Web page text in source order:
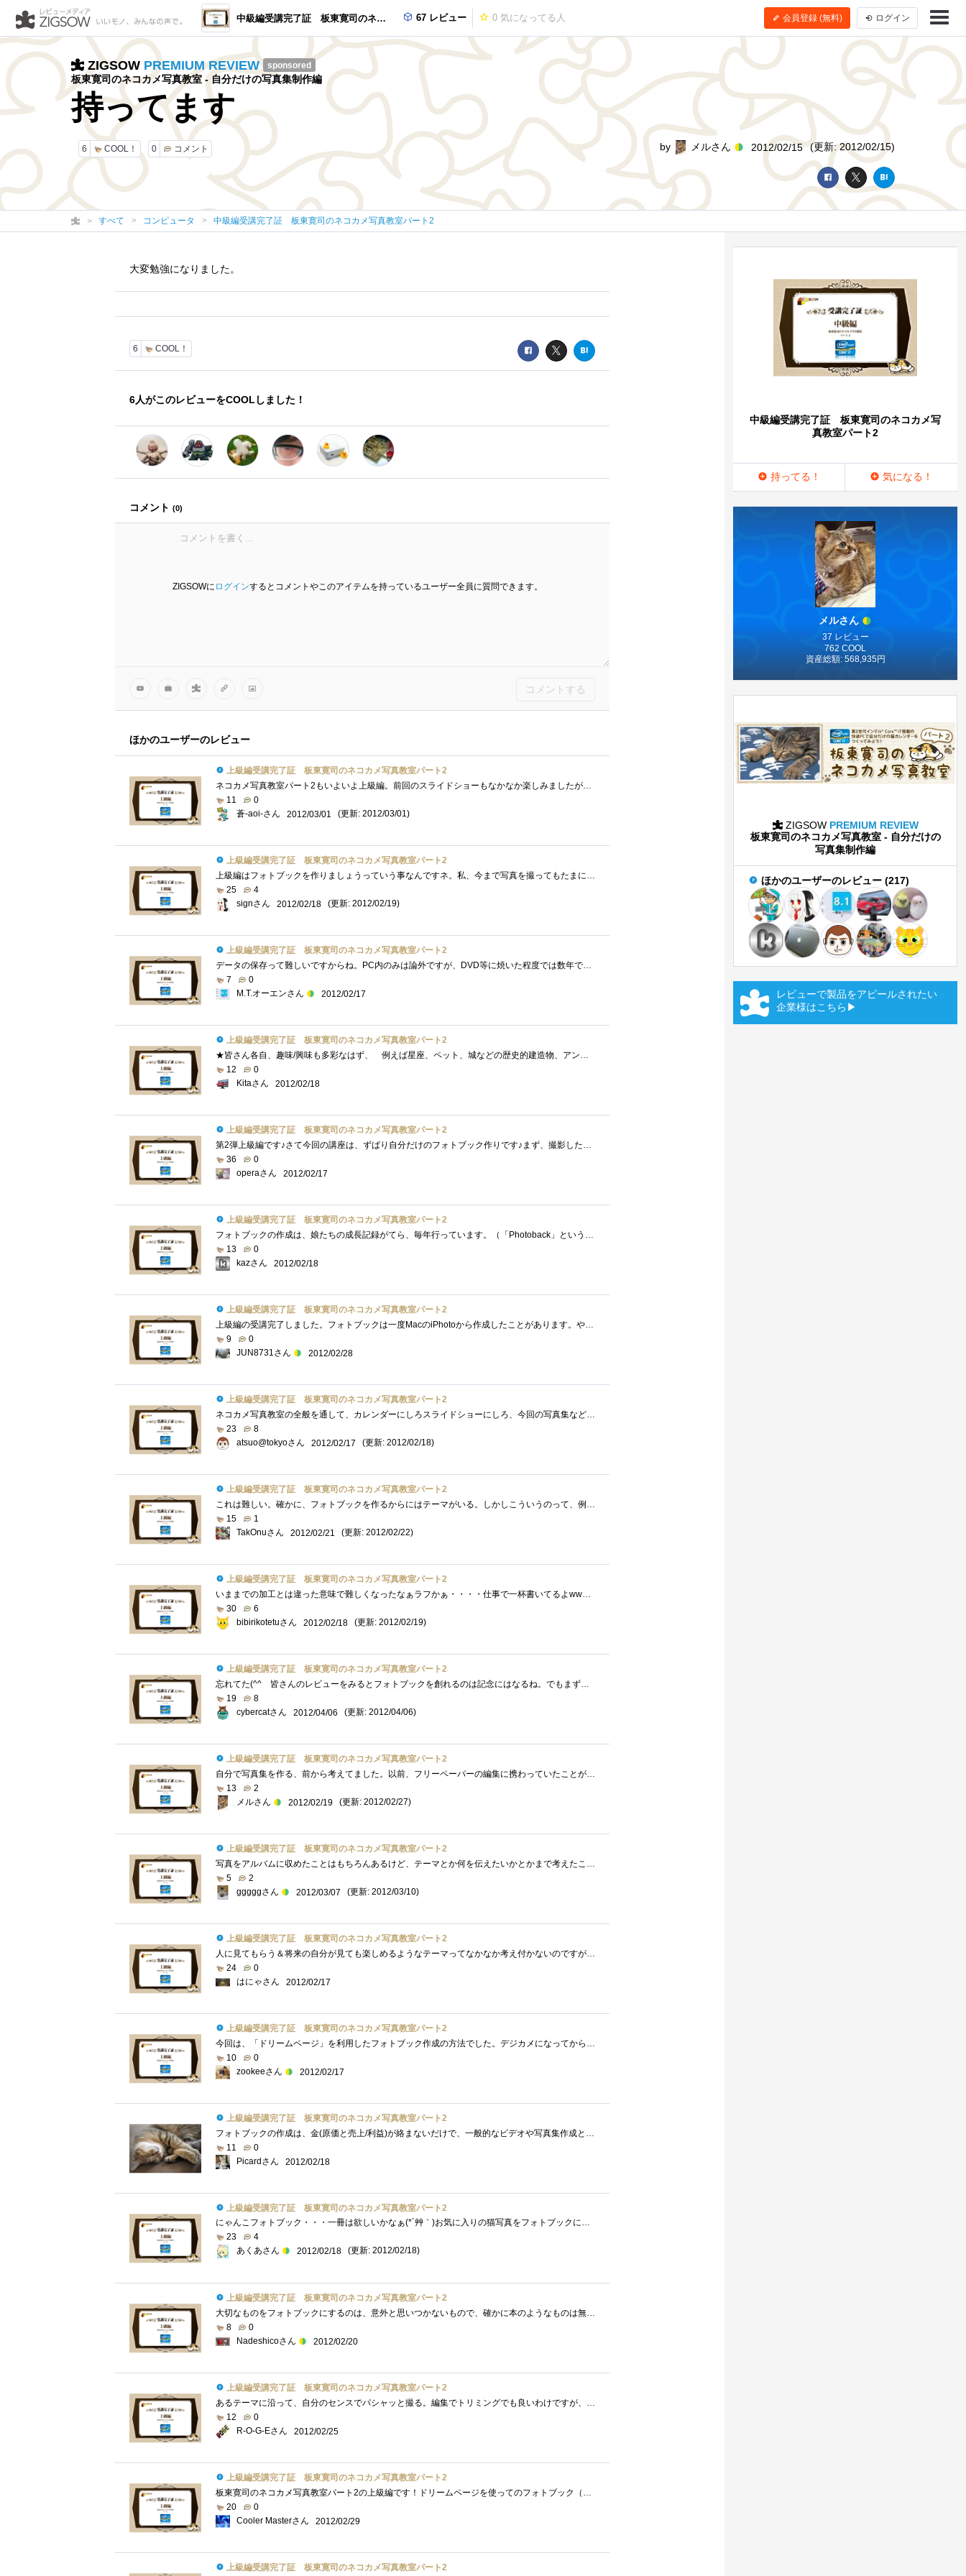
中級編受講完了証 板東寛司のネコカメ写真教室パート2 67 レビュー 0 気になってる人 会員登録 (無料) ログイン
ZIGSOW PREMIUM REVIEW sponsored
板東寛司のネコカメ写真教室 - 自分だけの写真集制作編
持ってます
6 COOL！ 0 コメント by メルさん 2012/02/15 (更新: 2012/02/15)
すべて コンピュータ 中級編受講完了証 板東寛司のネコカメ写真教室パート2
大変勉強になりました。
6 COOL！
6人がこのレビューをCOOLしました！
コメント (0)
ZIGSOWに ログインするとコメントやこのアイテムを持っているユーザー全員に質問できます。
コメントする
ほかのユーザーのレビュー
上級編受講完了証 板東寛司のネコカメ写真教室パート2
ネコカメ写真教室パート2もいよいよ上級編。前回のスライドショーもなかなか楽しみましたが、今回はフォトブックということで「物」としてで�...
11
0
蒼-aoi-さん
2012/03/01 (更新: 2012/03/01)
上級編受講完了証 板東寛司のネコカメ写真教室パート2
上級編はフォトブックを作りましょうっていう事なんですネ。私、今まで写真を撮ってもたまに印刷くらいはしますけど、フォトブックを作ろう�...
25
4
signさん
2012/02/18 (更新: 2012/02/19)
上級編受講完了証 板東寛司のネコカメ写真教室パート2
データの保存って難しいですからね。PC内のみは論外ですが、DVD等に焼いた程度では数年で消えたりします。SDカードなんかに入れたまま保存する�...
7
0
M.T.オーエンさん
2012/02/17
上級編受講完了証 板東寛司のネコカメ写真教室パート2
★皆さん各自、趣味/興味も多彩なはず、 例えば星座、ペット、城などの歴史的建造物、アンティーク、 各種スポーツ、旅行の思い出、レシピ�...
12
0
Kitaさん
2012/02/18
上級編受講完了証 板東寛司のネコカメ写真教室パート2
第2弾上級編です♪さて今回の講座は、ずばり自分だけのフォトブック作りです♪まず、撮影した写真からお気に入りの写真を選びレイアウトなど�...
36
0
operaさん
2012/02/17
上級編受講完了証 板東寛司のネコカメ写真教室パート2
フォトブックの作成は、娘たちの成長記録がてら、毎年行っています。（「Photoback」というサービスを使っています。フォトブック作成サービス�...
13
0
kazさん
2012/02/18
上級編受講完了証 板東寛司のネコカメ写真教室パート2
上級編の受講完了しました。フォトブックは一度MacのiPhotoから作成したことがあります。やっぱり形として残るのは良いですよね。問題はそれな�...
9
0
JUN8731さん
2012/02/28
上級編受講完了証 板東寛司のネコカメ写真教室パート2
ネコカメ写真教室の全般を通して、カレンダーにしろスライドショーにしろ、今回の写真集などは特に撮影時からテーマを決めて撮ることが重要�...
23
8
atsuo@tokyoさん
2012/02/17 (更新: 2012/02/18)
上級編受講完了証 板東寛司のネコカメ写真教室パート2
これは難しい。確かに、フォトブックを作るからにはテーマがいる。しかしこういうのって、例もそうだけど、今まで撮った写真からテーマを決�...
15
1
TakOnuさん
2012/02/21 (更新: 2012/02/22)
上級編受講完了証 板東寛司のネコカメ写真教室パート2
いままでの加工とは違った意味で難しくなったなぁラフかぁ・・・・仕事で一杯書いてるよwwwでもこれって色々な応用ができるかなぁと読みなが�...
30
6
bibirikotetuさん
2012/02/18 (更新: 2012/02/19)
上級編受講完了証 板東寛司のネコカメ写真教室パート2
忘れてた(^^ゞ皆さんのレビューをみるとフォトブックを創れるのは記念にはなるね。でもまず写真が程度上手くないとね。あと動くもの対象だと�...
19
8
cybercatさん
2012/04/06 (更新: 2012/04/06)
上級編受講完了証 板東寛司のネコカメ写真教室パート2
自分で写真集を作る、前から考えてました。以前、フリーペーパーの編集に携わっていたことがあり、出版に関して少々知識はあるものの、個人�...
13
2
メルさん
2012/02/19 (更新: 2012/02/27)
上級編受講完了証 板東寛司のネコカメ写真教室パート2
写真をアルバムに収めたことはもちろんあるけど、テーマとか何を伝えたいかとかまで考えたことがなかった。フォトブックっていう感じではな�...
5
2
gggggさん
2012/03/07 (更新: 2012/03/10)
上級編受講完了証 板東寛司のネコカメ写真教室パート2
人に見てもらう＆将来の自分が見ても楽しめるようなテーマってなかなか考え付かないのですが、こういうのは場数勝負のような気がするので、�...
24
0
はにゃさん
2012/02/17
上級編受講完了証 板東寛司のネコカメ写真教室パート2
今回は、「ドリームページ」を利用したフォトブック作成の方法でした。デジカメになってから気軽に写真が撮れて編集の自由度も大幅にアップ�...
10
0
zookeeさん
2012/02/17
上級編受講完了証 板東寛司のネコカメ写真教室パート2
フォトブックの作成は、金(原価と売上/利益)が絡まないだけで、一般的なビデオや写真集作成と全く同じですね。ターゲットユーザーの絞り込み�...
11
0
Picardさん
2012/02/18
上級編受講完了証 板東寛司のネコカメ写真教室パート2
にゃんこフォトブック・・・一冊は欲しいかなぁ(*´艸｀)お気に入りの猫写真をフォトブックにして記念に残せるのは良いですね♪テーマを決める...
23
4
あくあさん
2012/02/18 (更新: 2012/02/18)
上級編受講完了証 板東寛司のネコカメ写真教室パート2
大切なものをフォトブックにするのは、意外と思いつかないもので、確かに本のようなものは無くなり難く、見つけ易いものです。本の表紙が週�...
8
0
Nadeshicoさん
2012/02/20
上級編受講完了証 板東寛司のネコカメ写真教室パート2
あるテーマに沿って、自分のセンスでパシャッと撮る。編集でトリミングでも良いわけですが、結構難しいですねぇ…。しかしオンラインで作成�...
12
0
R-O-G-Eさん
2012/02/25
上級編受講完了証 板東寛司のネコカメ写真教室パート2
板東寛司のネコカメ写真教室パート2の上級編です！ドリームページを使ってのフォトブック（オリジナル写真集）作成方法です。レイアウトなど�...
20
0
Cooler Masterさん
2012/02/29
上級編受講完了証 板東寛司のネコカメ写真教室パート2
中級編受講完了証 板東寛司のネコカメ写
真教室パート2
持ってる！ 気になる！
メルさん
37 レビュー
762 COOL
資産総額: 568,935円
ZIGSOW PREMIUM REVIEW
板東寛司のネコカメ写真教室 - 自分だけの
写真集制作編
ほかのユーザーのレビュー (217)
レビューで製品をアピールされたい
企業様はこちら▶